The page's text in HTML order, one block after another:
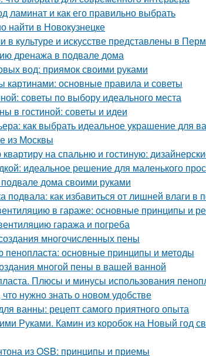
ламинат и как его правильно выбрать
найти в Новокузнецке
в культуре и искусстве представлены в
дренажа в подвале дома
вод: приямок своими руками
картинами: основные правила и советы
советы по выбору идеального места
в гостиной: советы и идеи
как выбрать идеальное украшение для
из Москвы
на спальню и гостиную:
идеальное решение для маленького
дома своими руками
как избавиться от лишней влаги в
в гараже: основные принципы и
гаража и погреба
многочисленных пены
пенопласта: основные принципы и методы
многой пены в вашей ванной
Плюсы и минусы использования
нужно знать о новом удобстве
ванны: рецепт самого приятного опыта
Руками. Камин из коробок на Новый год
из OSB: принципы и приемы